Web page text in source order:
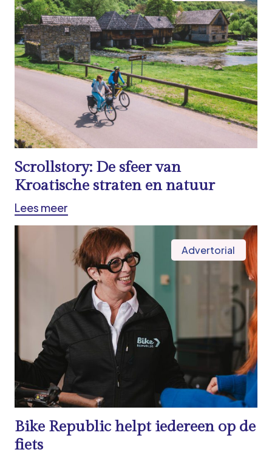
Scrollstory: De sfeer van
Kroatische straten en natuur
Lees meer
Advertorial
Bike Republic helpt iedereen op de
fiets